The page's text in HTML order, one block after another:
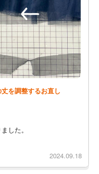
を調整するお直し
した。
2024.09.18